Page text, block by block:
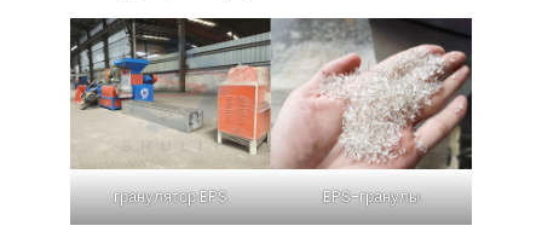
гранулятор EPS EPS-гранулы